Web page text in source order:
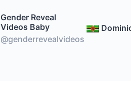
Gender Reveal
Videos Baby
@genderrevealvideos